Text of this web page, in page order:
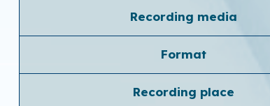
Recording media
Format
Recording place